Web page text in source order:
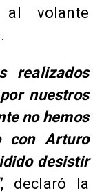
al volante
realizados
nuestros
no hemos
con Arturo
desistir
, declaró la